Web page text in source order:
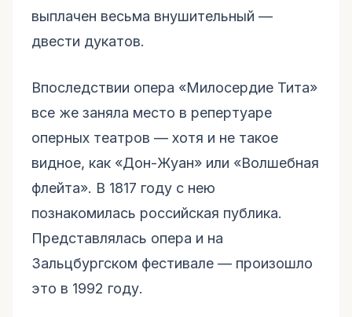
выплачен весьма внушительный —
двести дукатов.
Впоследствии опера «Милосердие Тита»
все же заняла место в репертуаре
оперных театров — хотя и не такое
видное, как «Дон-Жуан» или «Волшебная
флейта». В 1817 году с нею
познакомилась российская публика.
Представлялась опера и на
Зальцбургском фестивале — произошло
это в 1992 году.